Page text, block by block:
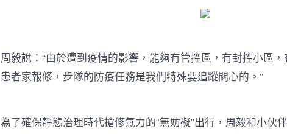
周毅說：“由於遭到疫情的影響，能夠有管控區，有封控小區
患者家報修，步隊的防疫任務是我們特殊要追蹤關心的。”
為了確保靜態治理時代搶修氣力的“無妨礙”出行，周毅和小伙